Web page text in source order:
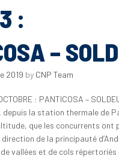
:
–
2019 by CNP Team
: PANTICOSA –
depuis la station thermale de
que les concurrents ont
direction de la principauté
vallées et de cols répertoriés